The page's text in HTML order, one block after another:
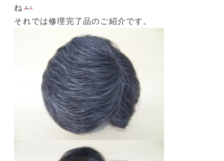
ね
それでは修理完了品のご紹介です。